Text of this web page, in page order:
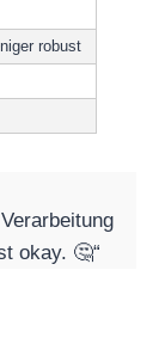
robust
okay. 🤔“